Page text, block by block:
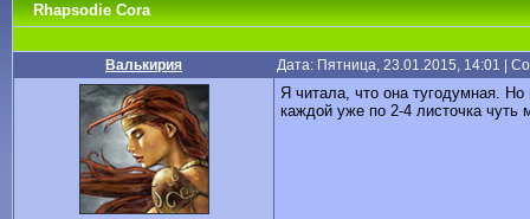
Rhapsodie Cora
Валькирия Дата: Пятница, 23.01.2015, 14:01 |
Я читала, что она тугодумная.
каждой уже по 2-4 листочка